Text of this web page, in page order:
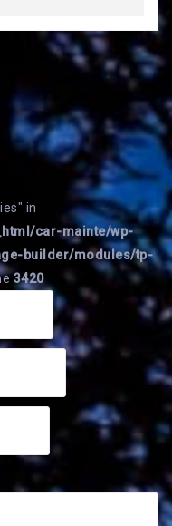
in
car-mainte/wp-
builder/modules/tp-
3420